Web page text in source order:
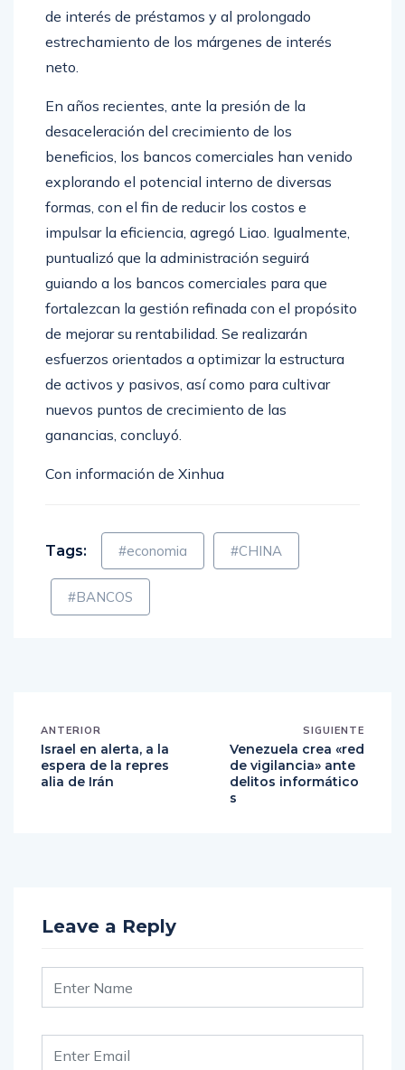
debido a la continua disminución de las tasas
de interés de préstamos y al prolongado
estrechamiento de los márgenes de interés
En años recientes, ante la presión de la
desaceleración del crecimiento de los
beneficios, los bancos comerciales han venido
explorando el potencial interno de diversas
formas, con el fin de reducir los costos e
impulsar la eficiencia, agregó Liao. Igualmente,
puntualizó que la administración seguirá
guiando a los bancos comerciales para que
fortalezcan la gestión refinada con el propósito
de mejorar su rentabilidad. Se realizarán
esfuerzos orientados a optimizar la estructura
de activos y pasivos, así como para cultivar
nuevos puntos de crecimiento de las
#economia #CHINA
#BANCOS
ANTERIOR
Israel en alerta, a la
espera de la repres
SIGUIENTE
Venezuela crea «red
de vigilancia» ante
delitos informático